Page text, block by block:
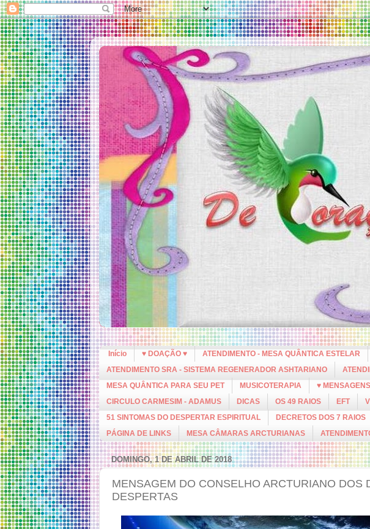
Início ♥ DOAÇÃO ♥ ATENDIMENTO - MESA QUÂNTICA ESTELAR
ATENDIMENTO SRA - SISTEMA REGENERADOR ASHTARIANO
MESA QUÂNTICA PARA SEU PET
MUSICOTERAPIA ♥
CIRCULO CARMESIM - ADAMUS
DICAS OS 49 RAIOS EFT
51 SINTOMAS DO DESPERTAR ESPIRITUAL
DECRETOS DOS 7 RAIOS
PÁGINA DE LINKS
MESA CÂMARAS ARCTURIANAS
DOMINGO, 1 DE ABRIL DE 2018
MENSAGEM DO CONSELHO ARCTURIANO DOS
DESPERTAS